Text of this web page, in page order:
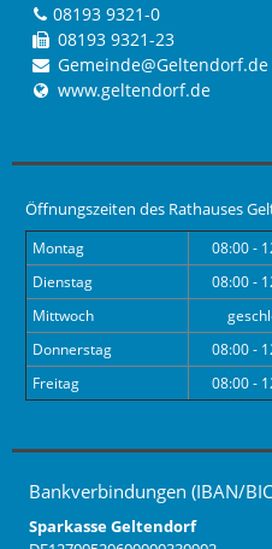
08193 9321-0
08193 9321-23
Gemeinde@Geltendorf.de
www.geltendorf.de
Öffnungszeiten des Rathauses
Montag 08:00 -
Dienstag
08:00 -
Mittwoch
Donnerstag
08:00 -
Freitag
08:00 -
Bankverbindungen (IBAN/
Sparkasse Geltendorf